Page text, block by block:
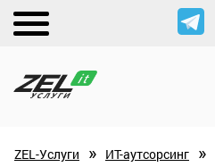
ZEL-Услуги » ИТ-аутсорсинг »